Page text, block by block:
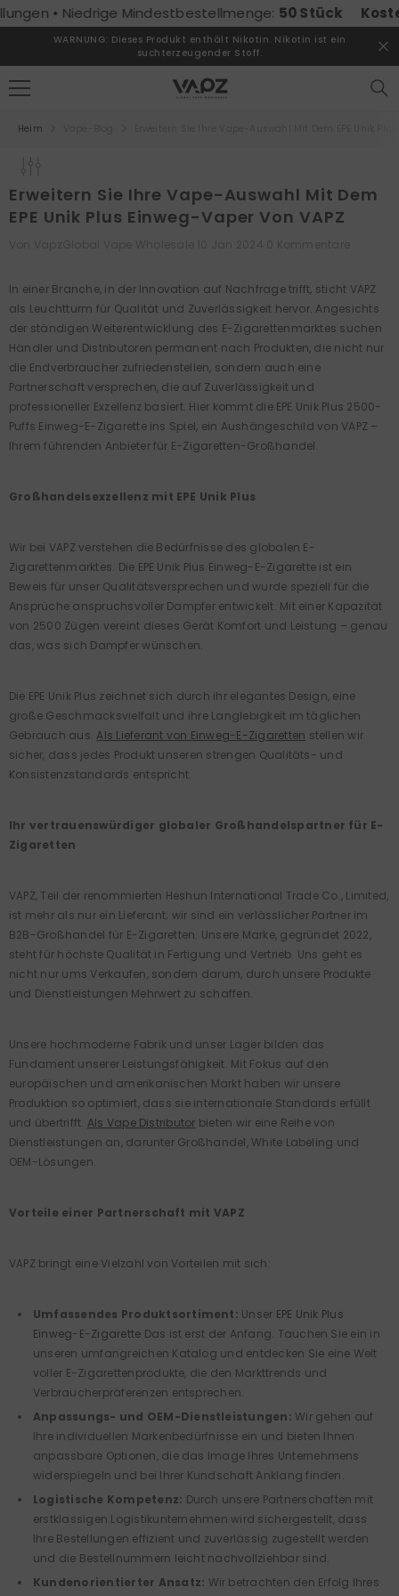
• Niedrige Mindestbestellmenge:50 Stück
WARNUNG: Dieses Produkt enthält Nikotin. Nikotin ist ein
suchterzeugender Stoff.
Heim
Erweitern Sie Ihre Vape-Auswahl Mit Dem
EPE Unik Plus Einweg-Vaper Von VAPZ
In einer Branche, in der Innovation auf Nachfrage trifft, sticht VAPZ
als Leuchtturm für Qualität und Zuverlässigkeit hervor. Angesichts
der ständigen Weiterentwicklung des E-Zigarettenmarktes suchen
Händler und Distributoren permanent nach Produkten, die nicht nur
die Endverbraucher zufriedenstellen, sondern auch eine
Partnerschaft versprechen, die auf Zuverlässigkeit und
professioneller Exzellenz basiert. Hier kommt die EPE Unik Plus 2500-
Puffs Einweg-E-Zigarette ins Spiel, ein Aushängeschild von VAPZ –
Ihrem führenden Anbieter für E-Zigaretten-Großhandel.
Großhandelsexzellenz mit EPE Unik Plus
Wir bei VAPZ verstehen die Bedürfnisse des globalen E-
Zigarettenmarktes. Die EPE Unik Plus Einweg-E-Zigarette ist ein
Beweis für unser Qualitätsversprechen und wurde speziell für die
Ansprüche anspruchsvoller Dampfer entwickelt. Mit einer Kapazität
von 2500 Zügen vereint dieses Gerät Komfort und Leistung – genau
das, was sich Dampfer wünschen.
Die EPE Unik Plus zeichnet sich durch ihr elegantes Design, eine
große Geschmacksvielfalt und ihre Langlebigkeit im täglichen
Gebrauch aus. Als Lieferant von Einweg-E-Zigaretten stellen wir
sicher, dass jedes Produkt unseren strengen Qualitäts- und
Konsistenzstandards entspricht.
Ihr vertrauenswürdiger globaler Großhandelspartner für E-
Zigaretten
VAPZ, Teil der renommierten Heshun International Trade Co., Limited,
ist mehr als nur ein Lieferant; wir sind ein verlässlicher Partner im
B2B-Großhandel für E-Zigaretten. Unsere Marke, gegründet 2022,
steht für höchste Qualität in Fertigung und Vertrieb. Uns geht es
nicht nur ums Verkaufen, sondern darum, durch unsere Produkte
und Dienstleistungen Mehrwert zu schaffen.
Unsere hochmoderne Fabrik und unser Lager bilden das
Fundament unserer Leistungsfähigkeit. Mit Fokus auf den
europäischen und amerikanischen Markt haben wir unsere
Produktion so optimiert, dass sie internationale Standards erfüllt
und übertrifft. Als Vape Distributor bieten wir eine Reihe von
Dienstleistungen an, darunter Großhandel, White Labeling und
OEM-Lösungen.
Vorteile einer Partnerschaft mit VAPZ
VAPZ bringt eine Vielzahl von Vorteilen mit sich:
Umfassendes Produktsortiment: Unser EPE Unik Plus
Einweg-E-Zigarette Das ist erst der Anfang. Tauchen Sie ein in
unseren umfangreichen Katalog und entdecken Sie eine Welt
voller E-Zigarettenprodukte, die den Markttrends und
Verbraucherpräferenzen entsprechen.
Anpassungs- und OEM-Dienstleistungen: Wir gehen auf
Ihre individuellen Markenbedürfnisse ein und bieten Ihnen
anpassbare Optionen, die das Image Ihres Unternehmens
widerspiegeln und bei Ihrer Kundschaft Anklang finden.
Logistische Kompetenz: Durch unsere Partnerschaften mit
erstklassigen Logistikunternehmen wird sichergestellt, dass
Ihre Bestellungen effizient und zuverlässig zugestellt werden
und die Bestellnummern leicht nachvollziehbar sind.
Kundenorientierter Ansatz: Wir betrachten den Erfolg Ihres